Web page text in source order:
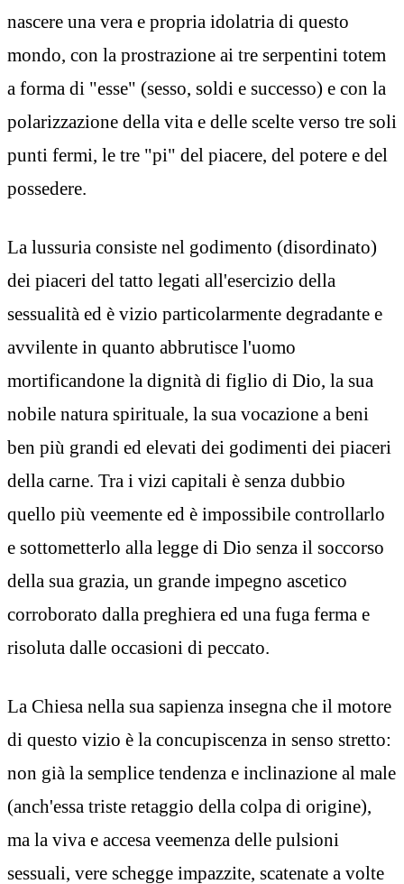
nascere una vera e propria idolatria di questo
mondo, con la prostrazione ai tre serpentini totem
a forma di "esse" (sesso, soldi e successo) e con la
polarizzazione della vita e delle scelte verso tre soli
punti fermi, le tre "pi" del piacere, del potere e del
possedere.
La lussuria consiste nel godimento (disordinato)
dei piaceri del tatto legati all'esercizio della
sessualità ed è vizio particolarmente degradante e
avvilente in quanto abbrutisce l'uomo
mortificandone la dignità di figlio di Dio, la sua
nobile natura spirituale, la sua vocazione a beni
ben più grandi ed elevati dei godimenti dei piaceri
della carne. Tra i vizi capitali è senza dubbio
quello più veemente ed è impossibile controllarlo
e sottometterlo alla legge di Dio senza il soccorso
della sua grazia, un grande impegno ascetico
corroborato dalla preghiera ed una fuga ferma e
risoluta dalle occasioni di peccato.
La Chiesa nella sua sapienza insegna che il motore
di questo vizio è la concupiscenza in senso stretto:
non già la semplice tendenza e inclinazione al male
(anch'essa triste retaggio della colpa di origine),
ma la viva e accesa veemenza delle pulsioni
sessuali, vere schegge impazzite, scatenate a volte